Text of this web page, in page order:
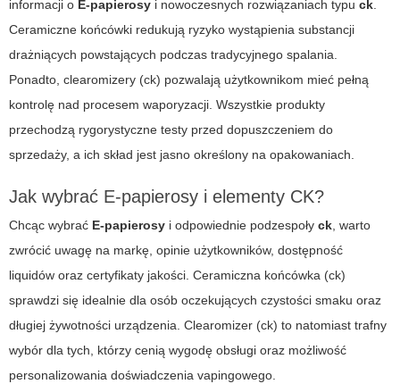
informacji o E-papierosy i nowoczesnych rozwiązaniach typu ck.
Ceramiczne końcówki redukują ryzyko wystąpienia substancji
drażniących powstających podczas tradycyjnego spalania.
Ponadto, clearomizery (ck) pozwalają użytkownikom mieć pełną
kontrolę nad procesem waporyzacji. Wszystkie produkty
przechodzą rygorystyczne testy przed dopuszczeniem do
sprzedaży, a ich skład jest jasno określony na opakowaniach.
Jak wybrać E-papierosy i elementy CK?
Chcąc wybrać E-papierosy i odpowiednie podzespoły ck, warto
zwrócić uwagę na markę, opinie użytkowników, dostępność
liquidów oraz certyfikaty jakości. Ceramiczna końcówka (ck)
sprawdzi się idealnie dla osób oczekujących czystości smaku oraz
długiej żywotności urządzenia. Clearomizer (ck) to natomiast trafny
wybór dla tych, którzy cenią wygodę obsługi oraz możliwość
personalizowania doświadczenia vapingowego.